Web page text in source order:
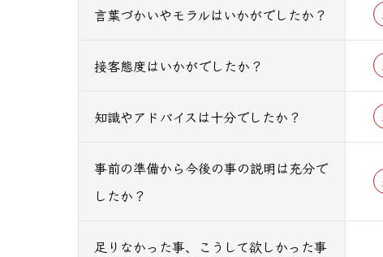
言葉づかいやモラルはいかがでしたか？
接客態度はいかがでしたか？
知識やアドバイスは十分でしたか？
事前の準備から今後の事の説明は充分で
したか？
足りなかった事、こうして欲しかった事